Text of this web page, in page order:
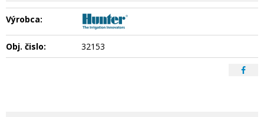
Výrobca:
Obj. čislo: 32153